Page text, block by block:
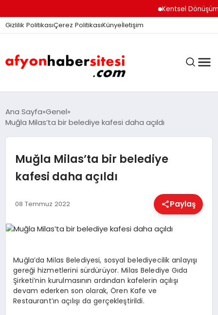
Kentsel Dönüşüm
Gizlilik PolitikasıÇerez PolitikasıKünyeİletişim
ANASAYFA
DÜNYA
HABERLER
Ana Sayfa Genel
Muğla Milas’ta bir belediye kafesi daha açıldı
Muğla Milas’ta bir belediye
kafesi daha açıldı
08 Temmuz 2022 Paylaş
Muğla’da Milas Belediyesi, sosyal belediyecilik anlayışı
gereği hizmetlerini sürdürüyor. Milas Belediye Gıda
Şirketi’nin kurulmasının ardından kafelerin açılışı
devam ederken son olarak, Ören Kafe ve
Restaurant’ın açılışı da gerçekleştirildi.